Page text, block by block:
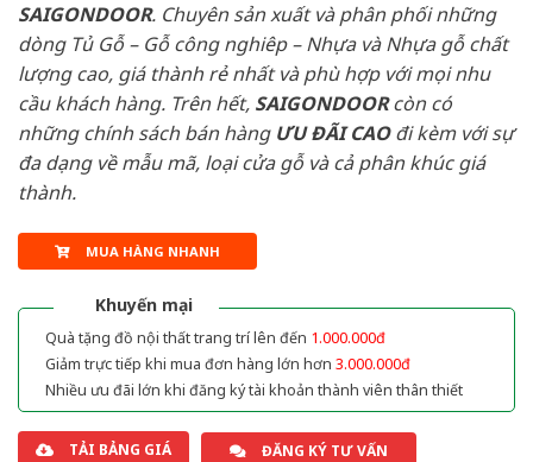
SAIGONDOOR. Chuyên sản xuất và phân phối những
dòng Tủ Gỗ – Gỗ công nghiêp – Nhựa và Nhựa gỗ chất
lượng cao, giá thành rẻ nhất và phù hợp với mọi nhu
cầu khách hàng. Trên hết, SAIGONDOORcòn có
những chính sách bán hàng ƯU ĐÃI CAOđi kèm với sự
đa dạng về mẫu mã, loại cửa gỗ và cả phân khúc giá
thành.
MUA HÀNG NHANH
Khuyến mại
Quà tặng đồ nội thất trang trí lên đến 1.000.000đ
Giảm trực tiếp khi mua đơn hàng lớn hơn 3.000.000đ
Nhiều ưu đãi lớn khi đăng ký tài khoản thành viên thân thiết
TẢI BẢNG GIÁ ĐĂNG KÝ TƯ VẤN